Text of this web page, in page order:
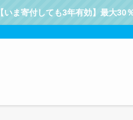
【いま寄付しても3年有効】最大